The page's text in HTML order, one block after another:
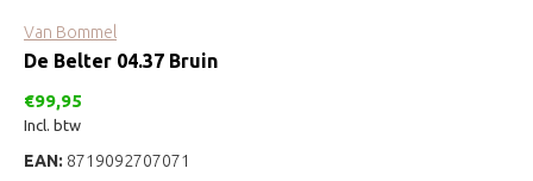
Van Bommel
De Belter 04.37 Bruin
€99,95
Incl. btw
EAN: 8719092707071